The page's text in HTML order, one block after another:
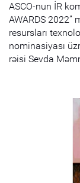
ASCO-nun İR
AWARDS 2022”
resursları
nominasiyası
rəisi Sevda